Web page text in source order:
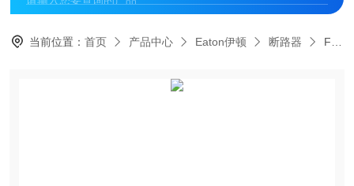
当前位置：首页 产品中心 Eaton伊顿 断路器 FBSMV-63/4/03伊顿 FBSmV 型剩余电流动作断路器（RCCB）